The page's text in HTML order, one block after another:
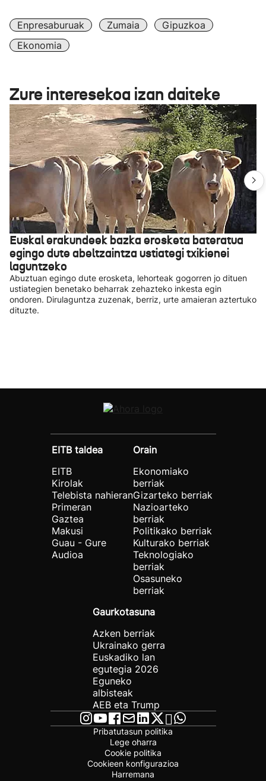
Enpresaburuak Zumaia
Gipuzkoa
Ekonomia
Zure interesekoa izan daiteke
Euskal erakundeek bazka erosketa bateratua
egingo dute abeltzaintza ustiategi txikienei
laguntzeko
Abuztuan egingo dute erosketa, lehorteak gogorren jo dituen
ustiategien benetako beharrak zehazteko inkesta egin
ondoren. Dirulaguntza zuzenak, berriz, urte amaieran aztertuko
dituzte.
EITB taldea
EITB
Kirolak
Telebista nahieran
Primeran
Gaztea
Makusi
Guau - Gure
Audioa
Orain
Ekonomiako
berriak
Gizarteko berriak
Nazioarteko
berriak
Politikako berriak
Kulturako berriak
Teknologiako
berriak
Osasuneko
berriak
Gaurkotasuna
Azken berriak
Ukrainako gerra
Euskadiko lan
egutegia 2026
Eguneko
albisteak
AEB eta Trump
Pribatutasun politika
Lege oharra
Cookie politika
Cookieen konfigurazioa
Harremana